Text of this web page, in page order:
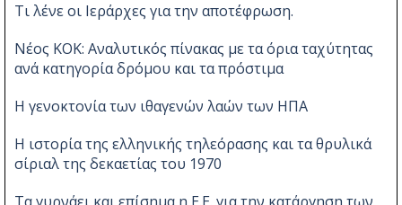
Τι λένε οι Ιεράρχες για την αποτέφρωση.
Νέος ΚΟΚ: Αναλυτικός πίνακας με τα όρια ταχύτητας
ανά κατηγορία δρόμου και τα πρόστιμα
Η γενοκτονία των ιθαγενών λαών των ΗΠΑ
Η ιστορία της ελληνικής τηλεόρασης και τα θρυλικά
σίριαλ της δεκαετίας του 1970